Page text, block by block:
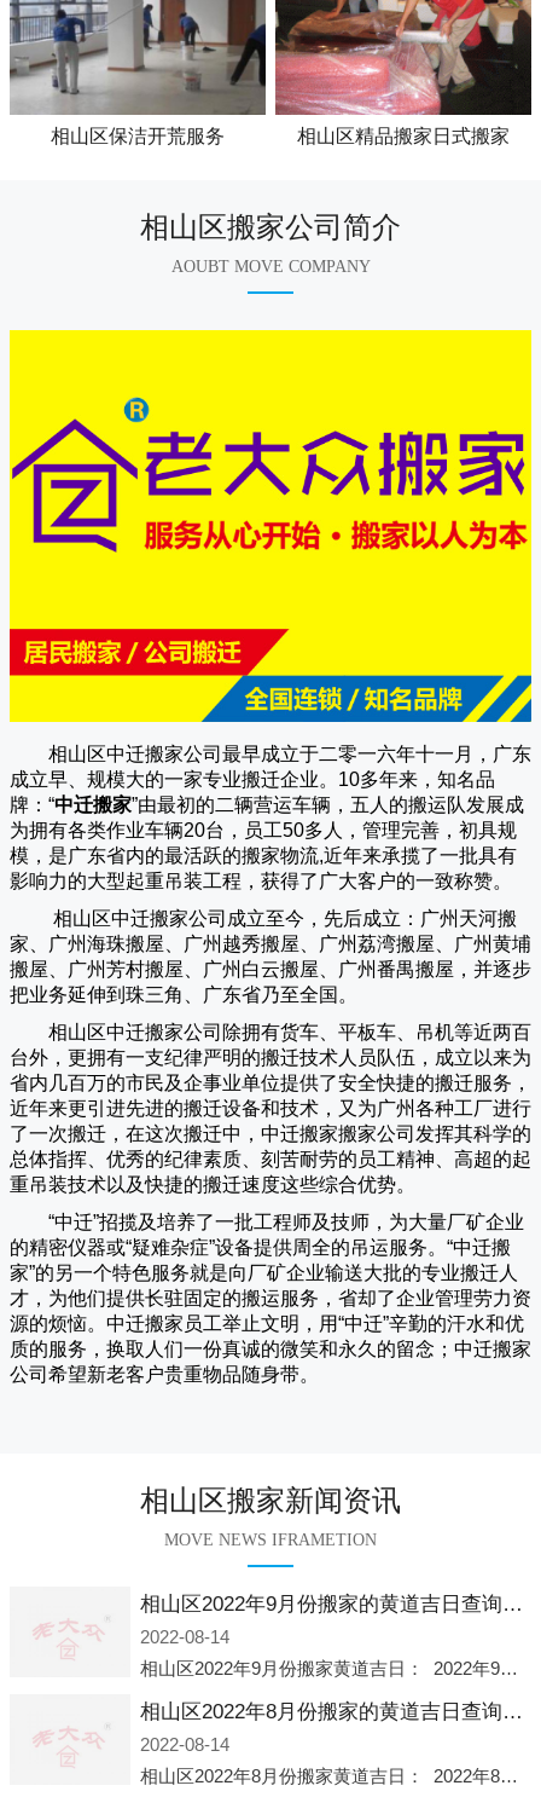
相山区保洁开荒服务 相山区精品搬家日式搬家
相山区搬家公司简介
AOUBT MOVE COMPANY
相山区中迁搬家公司 最早成立于二零一六年十一月，广东
成立早、规模大的一家专业搬迁企业。10多年来，知名品
牌：“中迁搬家”由最初的二辆营运车辆，五人的搬运队发展成
为拥有各类作业车辆20台，员工50多人，管理完善，初具规
模，是广东省内的最活跃的搬家物流,近年来承揽了一批具有
影响力的大型起重吊装工程，获得了广大客户的一致称赞。
相山区中迁搬家公司成立至今，先后成立：广州天河搬
家、广州海珠搬屋、广州越秀搬屋、广州荔湾搬屋、广州黄埔
搬屋、广州芳村搬屋、广州白云搬屋、广州番禺搬屋，并逐步
把业务延伸到珠三角、广东省乃至全国。
相山区中迁搬家公司除拥有货车、平板车、吊机等近两百
台外，更拥有一支纪律严明的搬迁技术人员队伍，成立以来为
省内几百万的市民及企事业单位提供了安全快捷的搬迁服务，
近年来更引进先进的搬迁设备和技术，又为广州各种工厂进行
了一次搬迁，在这次搬迁中， 中迁搬家搬家公司发挥其科学的
总体指挥、优秀的纪律素质、刻苦耐劳的员工精神、高超的起
重吊装技术以及快捷的搬迁速度这些综合优势。
“中迁”招揽及培养了一批工程师及技师，为大量厂矿企业
的精密仪器或“疑难杂症”设备提供周全的吊运服务。“中迁搬
家”的另一个特色服务就是向厂矿企业输送大批的专业搬迁人
才，为他们提供长驻固定的搬运服务，省却了企业管理劳力资
源的烦恼。 中迁搬家员工举止文明，用“中迁”辛勤的汗水和优
质的服务，换取人们一份真诚的微笑和永久的留念； 中迁搬家
公司希望新老客户贵重物品随身带。
相山区搬家新闻资讯
MOVE NEWS IFRAMETION
相山区2022年9月份搬家的黄道吉日查询大全一览表哪天适合搬家好日子
2022-08-14
相山区2022年9月份搬家黄道吉日： 2022年9月6日 「星期二」 农历八月十一2022年9月12日 「星期一」 农历八月十七2022年9月16日 「星期五」 农历八月廿一2022年9月2
相山区2022年8月份搬家的黄道吉日查询大全一览表哪天适合搬家好日子
2022-08-14
相山区2022年8月份搬家黄道吉日： 2022年8月2日 「星期二」 农历七月初五2022年8月6日 「星期六」 农历七月初九2022年8月8日 「星期一」 农历七月十一2022年8月10日 「